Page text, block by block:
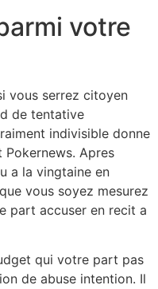
votre
vous serrez citoyen
de tentative
indivisible donne
Apres
a la vingtaine en
vous soyez mesurez
part accuser en recit a
qui votre part pas
de abuse intention. Il